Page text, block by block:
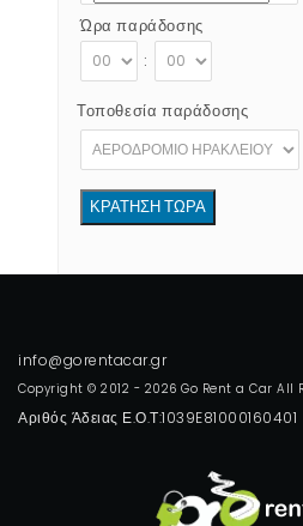
Ώρα παράδοσης
:
Τοποθεσία παράδοσης
Copyright © 2012 - 2026 Go Rent a Car All
Αριθός Άδειας Ε.Ο.Τ:1039E81000160401